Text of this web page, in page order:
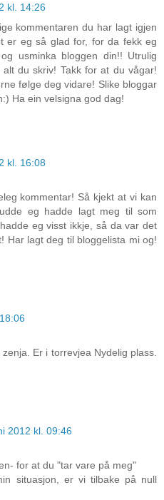
kl. 14:26
kommentaren du har lagt igjen
er eg så glad for, for da fekk eg
usminka bloggen din!! Utrulig
du skriv! Takk for at du vågar!
følge deg vidare! Slike bloggar
Ha ein velsigna god dag!
kl. 16:08
kommentar! Så kjekt at vi kan
eg hadde lagt meg til som
eg visst ikkje, så da var det
Har lagt deg til bloggelista mi og!
Er i torrevjea Nydelig plass.
2012 kl. 09:46
for at du "tar vare på meg"
situasjon, er vi tilbake på null